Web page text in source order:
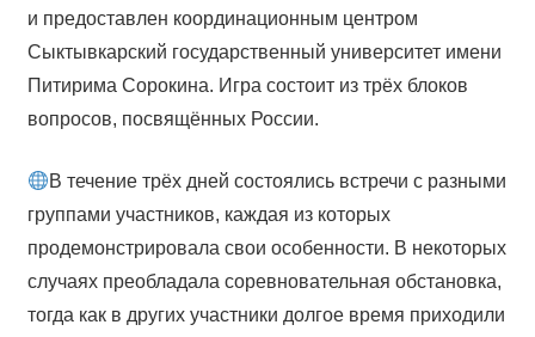
и предоставлен координационным центром
Сыктывкарский государственный университет имени
Питирима Сорокина. Игра состоит из трёх блоков
вопросов, посвящённых России.
В течение трёх дней состоялись встречи с разными
группами участников, каждая из которых
продемонстрировала свои особенности. В некоторых
случаях преобладала соревновательная обстановка,
тогда как в других участники долгое время приходили